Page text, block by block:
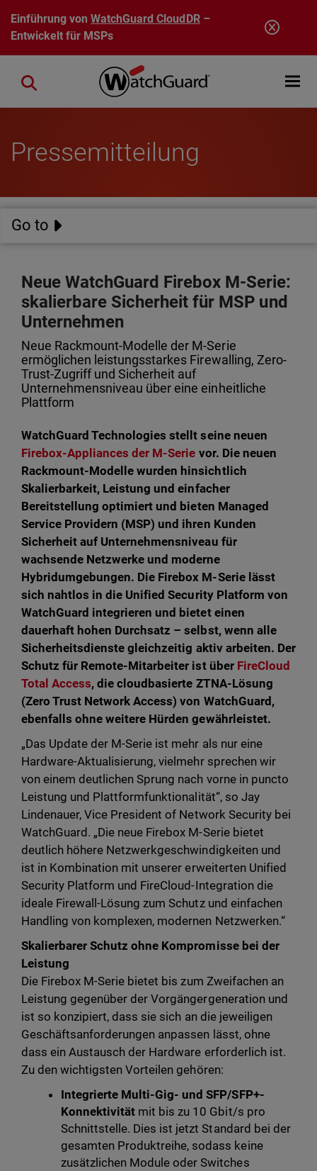
Direkt zum Inhalt
Einführung vonWatchGuard CloudDR–
Entwickelt für MSPs
Open
Close search
Pressemitteilung
Go to
Neue WatchGuard Firebox M-Serie:
skalierbare Sicherheit für MSP und
Unternehmen
Neue Rackmount-Modelle der M-Serie
ermöglichen leistungsstarkes Firewalling, Zero-
Trust-Zugriff und Sicherheit auf
Unternehmensniveau über eine einheitliche
Plattform
WatchGuard Technologies stellt seine neuen
Firebox-Appliances der M-Serie vor. Die neuen
Rackmount-Modelle wurden hinsichtlich
Skalierbarkeit, Leistung und einfacher
Bereitstellung optimiert und bieten Managed
Service Providern (MSP) und ihren Kunden
Sicherheit auf Unternehmensniveau für
wachsende Netzwerke und moderne
Hybridumgebungen. Die Firebox M-Serie lässt
sich nahtlos in die Unified Security Platform von
WatchGuard integrieren und bietet einen
dauerhaft hohen Durchsatz – selbst, wenn alle
Sicherheitsdienste gleichzeitig aktiv arbeiten. Der
Schutz für Remote-Mitarbeiter ist über FireCloud
Total Access, die cloudbasierte ZTNA-Lösung
(Zero Trust Network Access) von WatchGuard,
ebenfalls ohne weitere Hürden gewährleistet.
„Das Update der M-Serie ist mehr als nur eine
Hardware-Aktualisierung, vielmehr sprechen wir
von einem deutlichen Sprung nach vorne in puncto
Leistung und Plattformfunktionalität“, so Jay
Lindenauer, Vice President of Network Security bei
WatchGuard. „Die neue Firebox M-Serie bietet
deutlich höhere Netzwerkgeschwindigkeiten und
ist in Kombination mit unserer erweiterten Unified
Security Platform und FireCloud-Integration die
ideale Firewall-Lösung zum Schutz und einfachen
Handling von komplexen, modernen Netzwerken.“
Skalierbarer Schutz ohne Kompromisse bei der
Leistung
Die Firebox M-Serie bietet bis zum Zweifachen an
Leistung gegenüber der Vorgängergeneration und
ist so konzipiert, dass sie sich an die jeweiligen
Geschäftsanforderungen anpassen lässt, ohne
dass ein Austausch der Hardware erforderlich ist.
Zu den wichtigsten Vorteilen gehören:
Integrierte Multi-Gig- und SFP/SFP+-
Konnektivität mit bis zu 10 Gbit/s pro
Schnittstelle. Dies ist jetzt Standard bei der
gesamten Produktreihe, sodass keine
zusätzlichen Module oder Switches